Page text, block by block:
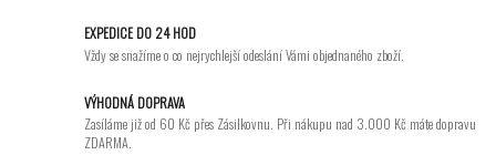
EXPEDICE DO 24 HOD
Vždy se snažíme o co nejrychlejší odeslání Vámi objednaného zboží.
VÝHODNÁ DOPRAVA
Zasíláme již od 60 Kč přes Zásilkovnu. Při nákupu nad 3.000 Kč máte dopravu
ZDARMA.